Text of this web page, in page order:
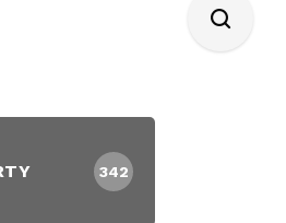
342